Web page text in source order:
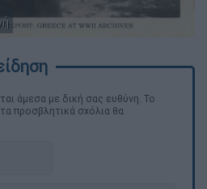
άμεσα με δική σας ευθύνη. Το
προσβλητικά σχόλια θα